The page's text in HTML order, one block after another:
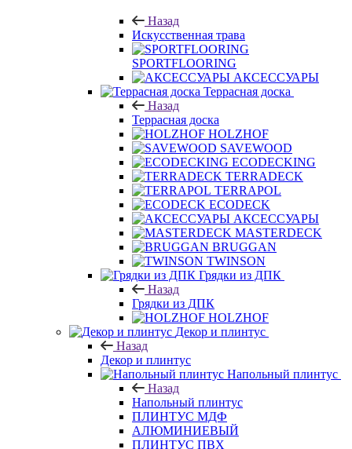
Назад
Искусственная трава
SPORTFLOORING
АКСЕССУАРЫ
Террасная доска
Назад
Террасная доска
HOLZHOF
SAVEWOOD
ECODECKING
TERRADECK
TERRAPOL
ECODECK
АКСЕССУАРЫ
MASTERDECK
BRUGGAN
TWINSON
Грядки из ДПК
Назад
Грядки из ДПК
HOLZHOF
Декор и плинтус
Назад
Декор и плинтус
Напольный плинтус
Назад
Напольный плинтус
ПЛИНТУС МДФ
АЛЮМИНИЕВЫЙ
ПЛИНТУС ПВХ